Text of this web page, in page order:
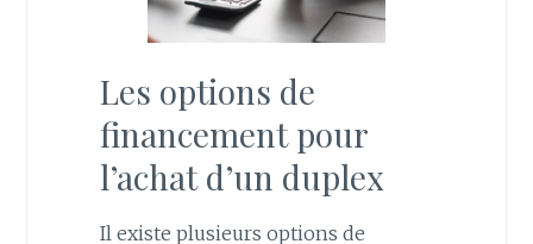
Les options de
financement pour
l’achat d’un duplex
Il existe plusieurs options de